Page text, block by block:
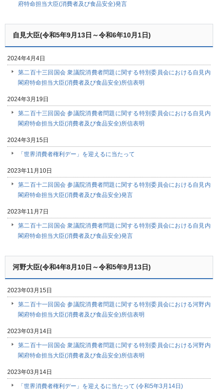
府特命担当大臣(消費者及び食品安全)発言
自見大臣(令和5年9月13日～令和6年10月1日)
2024年4月4日
第二百十三回国会 衆議院消費者問題に関する特別委員会における自見内
閣府特命担当大臣(消費者及び食品安全)所信表明
2024年3月19日
第二百十三回国会 参議院消費者問題に関する特別委員会における自見内
閣府特命担当大臣(消費者及び食品安全)所信表明
2024年3月15日
「世界消費者権利デー」を迎えるに当たって
2023年11月10日
第二百十二回国会 参議院消費者問題に関する特別委員会における自見内
閣府特命担当大臣(消費者及び食品安全)発言
2023年11月7日
第二百十二回国会 衆議院消費者問題に関する特別委員会における自見内
閣府特命担当大臣(消費者及び食品安全)発言
河野大臣(令和4年8月10日～令和5年9月13日)
2023年03月15日
第二百十一回国会 参議院消費者問題に関する特別委員会における河野内
閣府特命担当大臣(消費者及び食品安全)所信表明
2023年03月14日
第二百十一回国会 衆議院消費者問題に関する特別委員会における河野内
閣府特命担当大臣(消費者及び食品安全)所信表明
2023年03月14日
「世界消費者権利デー」を迎えるに当たって (令和5年3月14日)